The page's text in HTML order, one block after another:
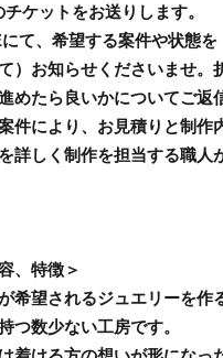
チケットをお送りします。
て、希望する案件や状態
）お知らせくださいませ。
めたら良いかについてご返
件により、お見積りと制作
詳しく制作を担当する職人
、特徴＞
希望されるジュエリーを作
つ数少ない工房です。